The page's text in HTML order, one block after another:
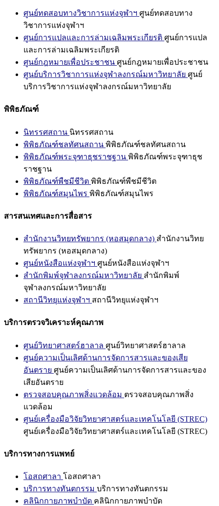
ศูนย์ทดสอบทางวิชาการแห่งจุฬาฯ ศูนย์ทดสอบทาง
วิชาการแห่งจุฬาฯ
ศูนย์การแปลและการล่ามเฉลิมพระเกียรติ ศูนย์การแปล
และการล่ามเฉลิมพระเกียรติ
ศูนย์กฎหมายเพื่อประชาชน ศูนย์กฎหมายเพื่อประชาชน
ศูนย์บริการวิชาการแห่งจุฬาลงกรณ์มหาวิทยาลัย ศูนย์
บริการวิชาการแห่งจุฬาลงกรณ์มหาวิทยาลัย
พิพิธภัณฑ์
นิทรรศสถาน นิทรรศสถาน
พิพิธภัณฑ์ชลทัศนสถาน พิพิธภัณฑ์ชลทัศนสถาน
พิพิธภัณฑ์พระจุฑาธุชราชฐาน พิพิธภัณฑ์พระจุฑาธุช
ราชฐาน
พิพิธภัณฑ์พืชมีชีวิต พิพิธภัณฑ์พืชมีชีวิต
พิพิธภัณฑ์สมุนไพร พิพิธภัณฑ์สมุนไพร
สารสนเทศและการสื่อสาร
สำนักงานวิทยทรัพยากร (หอสมุดกลาง) สำนักงานวิทย
ทรัพยากร (หอสมุดกลาง)
ศูนย์หนังสือแห่งจุฬาฯ ศูนย์หนังสือแห่งจุฬาฯ
สำนักพิมพ์จุฬาลงกรณ์มหาวิทยาลัย สำนักพิมพ์
จุฬาลงกรณ์มหาวิทยาลัย
สถานีวิทยุแห่งจุฬาฯ สถานีวิทยุแห่งจุฬาฯ
บริการตรวจวิเคราะห์คุณภาพ
ศูนย์วิทยาศาสตร์ฮาลาล ศูนย์วิทยาศาสตร์ฮาลาล
ศูนย์ความเป็นเลิศด้านการจัดการสารและของเสีย
อันตราย ศูนย์ความเป็นเลิศด้านการจัดการสารและของ
เสียอันตราย
ตรวจสอบคุณภาพสิ่งแวดล้อม ตรวจสอบคุณภาพสิ่ง
แวดล้อม
ศูนย์เครื่องมือวิจัยวิทยาศาสตร์และเทคโนโลยี (STREC)
ศูนย์เครื่องมือวิจัยวิทยาศาสตร์และเทคโนโลยี (STREC)
บริการทางการแพทย์
โอสถศาลา โอสถศาลา
บริการทางทันตกรรม บริการทางทันตกรรม
คลินิกกายภาพบำบัด คลินิกกายภาพบำบัด